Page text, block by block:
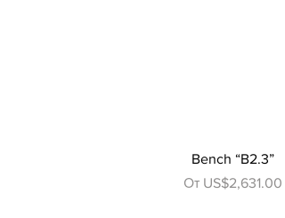
Быстрый просмотр
Bench “B2.3”
От US$2,631.00
Цена со скидкой